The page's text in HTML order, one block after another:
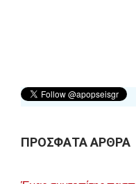
ΠΡΟΣΦΑΤΑ ΑΡΘΡΑ